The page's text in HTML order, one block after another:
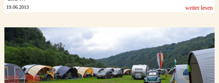
19.06.2013 weiter lesen